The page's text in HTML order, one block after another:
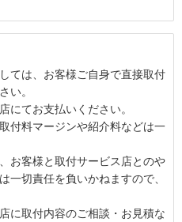
ては、お客様ご自身で直接取付
い。
にてお支払いください。
付料マージンや紹介料などは一
お客様と取付サービス店とのや
一切責任を負いかねますので、
に取付内容のご相談・お見積な